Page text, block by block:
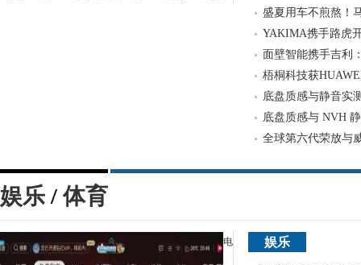
盛夏用车不煎熬！
YAKIMA携手路虎
面壁智能携手吉利
梧桐科技获
底盘质感与静音实
底盘质感与 NVH
全球第六代荣放与
娱乐 / 体育
电 娱乐